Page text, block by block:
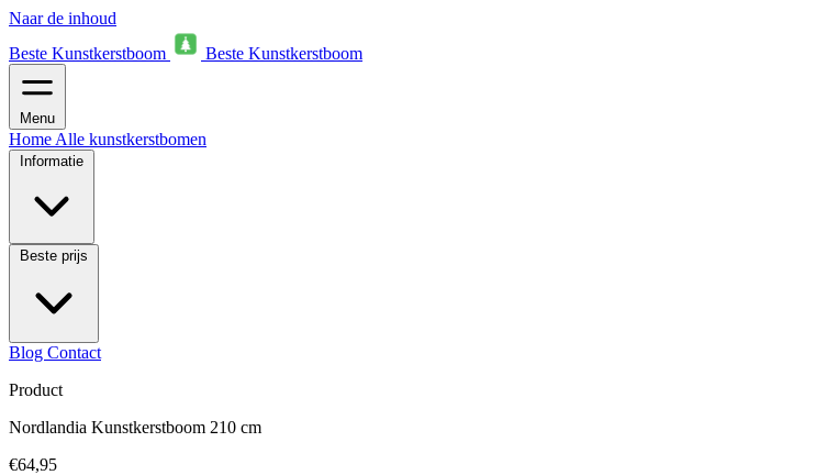
Naar de inhoud
Beste Kunstkerstboom
Beste Kunstkerstboom
Menu
Home Alle kunstkerstbomen
Informatie
Beste prijs
Blog Contact
Product
Nordlandia Kunstkerstboom 210 cm
€64,95